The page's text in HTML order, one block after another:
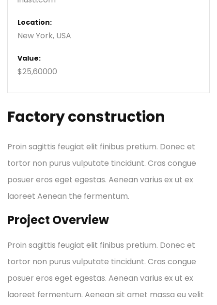
Location:
New York, USA
Value:
$25,60000
Factory construction
Proin sagittis feugiat elit finibus pretium. Donec et
tortor non purus vulputate tincidunt. Cras congue
posuer eros eget egestas. Aenean varius ex ut ex
laoreet Aenean the fermentum.
Project Overview
Proin sagittis feugiat elit finibus pretium. Donec et
tortor non purus vulputate tincidunt. Cras congue
posuer eros eget egestas. Aenean varius ex ut ex
laoreet fermentum. Aenean sit amet massa eu velit